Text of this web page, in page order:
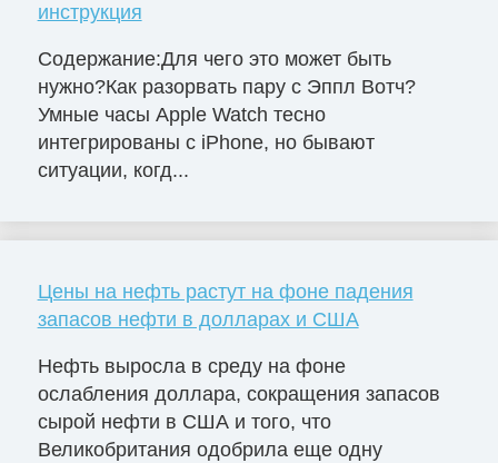
инструкция
Содержание:Для чего это может быть
нужно?Как разорвать пару с Эппл Вотч?
Умные часы Apple Watch тесно
интегрированы с iPhone, но бывают
ситуации, когд...
Цены на нефть растут на фоне падения
запасов нефти в долларах и США
Нефть выросла в среду на фоне
ослабления доллара, сокращения запасов
сырой нефти в США и того, что
Великобритания одобрила еще одну